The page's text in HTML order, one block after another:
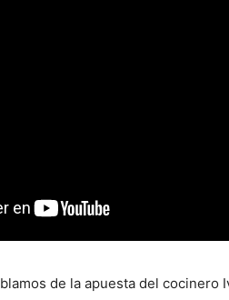
de la apuesta del